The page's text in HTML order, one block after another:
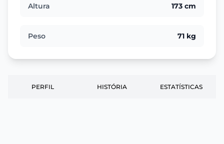
Altura 173 cm
Peso 71 kg
PERFIL HISTÓRIA ESTATÍSTICAS